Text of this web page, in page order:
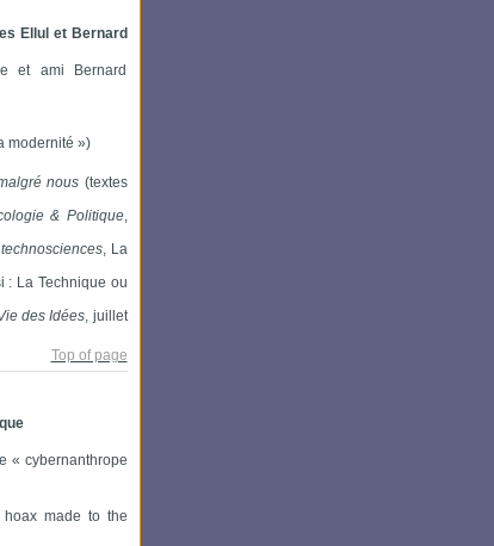
Ellul et Bernard
et ami Bernard
modernité »)
nous (textes
& Politique,
, La
: La Technique ou
des Idées, juillet
Top of page
« cybernanthrope
made to the